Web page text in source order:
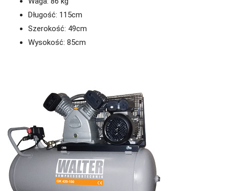
Długość: 115cm
Szerokość: 49cm
Wysokość: 85cm